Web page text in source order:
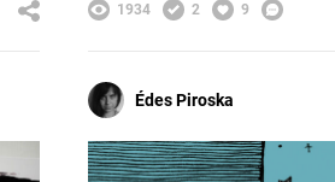
1934 2 9
Édes Piroska